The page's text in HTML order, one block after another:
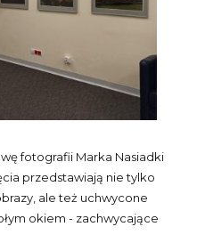
fotografii Marka Nasiadki
przedstawiają nie tylko
ale też uchwycone
okiem - zachwycające